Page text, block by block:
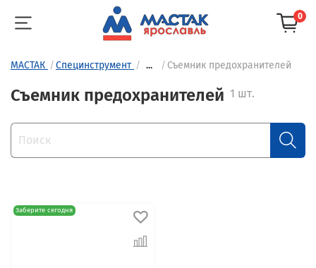
0
МАСТАК Специнструмент ... Съемник предохранителей
Съемник предохранителей 1 шт.
Заберите сегодня